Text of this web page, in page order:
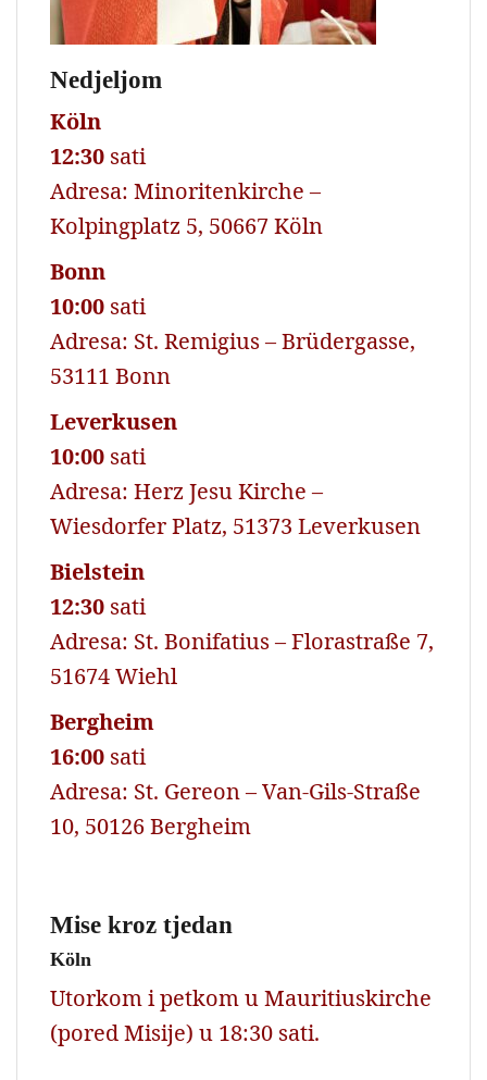
Nedjeljom
Köln
12:30 sati
Adresa: Minoritenkirche –
Kolpingplatz 5, 50667 Köln
Bonn
10:00 sati
Adresa: St. Remigius – Brüdergasse,
53111 Bonn
Leverkusen
10:00 sati
Adresa: Herz Jesu Kirche –
Wiesdorfer Platz, 51373 Leverkusen
Bielstein
12:30 sati
Adresa: St. Bonifatius – Florastraße 7,
51674 Wiehl
Bergheim
16:00 sati
Adresa: St. Gereon – Van-Gils-Straße
10, 50126 Bergheim
Mise kroz tjedan
Köln
Utorkom i petkom u Mauritiuskirche
(pored Misije) u 18:30 sati.